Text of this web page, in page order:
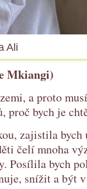
Ali
Mkiangi)
a proto
proč bych je
zajistila bych
čelí mnoha
Posílila bych
snížit a být